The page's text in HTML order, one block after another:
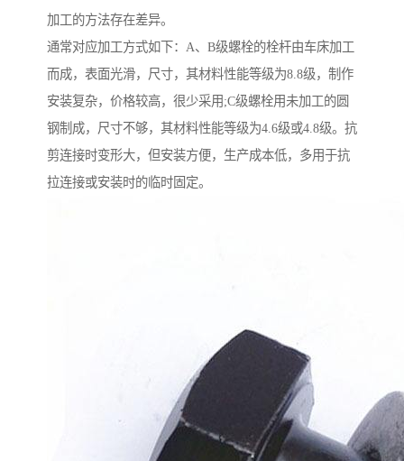
加工的方法存在差异。
通常对应加工方式如下：A、B级螺栓的栓杆由车床加工
而成，表面光滑，尺寸，其材料性能等级为8.8级，制作
安装复杂，价格较高，很少采用;C级螺栓用未加工的圆
钢制成，尺寸不够，其材料性能等级为4.6级或4.8级。抗
剪连接时变形大，但安装方便，生产成本低，多用于抗
拉连接或安装时的临时固定。